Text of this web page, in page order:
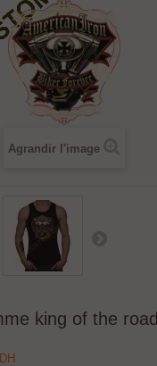
Agrandir l'image
king of the road